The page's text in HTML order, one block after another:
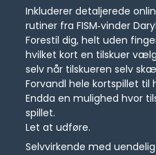
Inkluderer detaljerede
rutiner fra FISM‑vinder
Forestil dig, helt uden
hvilket kort en tilskuer
selv når tilskueren selv
Forvandl hele kortspillet til
Endda en mulighed hvor
spillet.
Let at udføre.
Selvvirkende med